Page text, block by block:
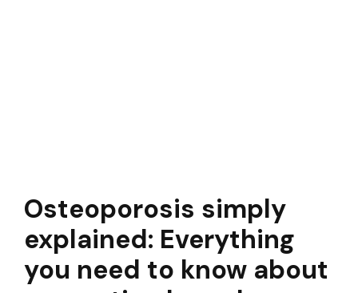
Osteoporosis simply
explained: Everything
you need to know about